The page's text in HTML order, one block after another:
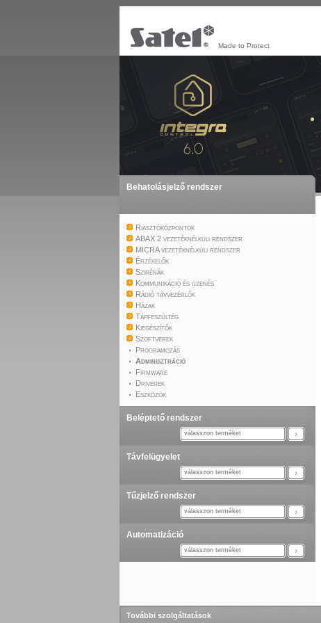
Made to Protect
Behatolásjelző rendszer
Riasztóközpontok
ABAX 2 vezetéknélküli rendszer
MICRA vezetéknélküli rendszer
Érzékelők
Szirénák
Kommunikáció és üzenés
Rádió távvezérlők
Házak
Tápfeszültég
Kiegészítők
Szoftverek
Programozás
Adminisztráció
Firmware
Driverek
Eszközök
Beléptető rendszer
válasszon terméket
Távfelügyelet
válasszon terméket
Tűzjelző rendszer
válasszon terméket
Automatizáció
válasszon terméket
További szolgáltatások